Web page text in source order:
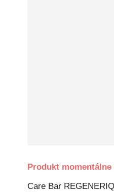
Produkt
Care Bar REGENERIQ